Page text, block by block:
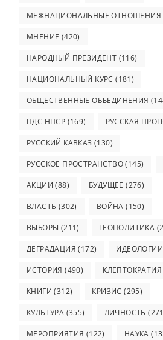
МЕЖНАЦИОНАЛЬНЫЕ ОТНОШЕНИЯ
МНЕНИЕ (420)
НАРОДНЫЙ ПРЕЗИДЕНТ (116)
НАЦИОНАЛЬНЫЙ КУРС (181)
ОБЩЕСТВЕННЫЕ ОБЪЕДИНЕНИЯ
ПДС НПСР (169) РУССКАЯ
РУССКИЙ КАВКАЗ (130)
РУССКОЕ ПРОСТРАНСТВО(145)
АКЦИИ (88) БУДУЩЕЕ (276)
ВЛАСТЬ (302) ВОЙНА (150)
ВЫБОРЫ (211) ГЕОПОЛИТИКА
ДЕГРАДАЦИЯ (172) ИДЕОЛОГИИ
ИСТОРИЯ (490) КЛЕПТОКРАТИЯ
КНИГИ (312) КРИЗИС (295)
КУЛЬТУРА (355) ЛИЧНОСТЬ
МЕРОПРИЯТИЯ (122) НАУКА